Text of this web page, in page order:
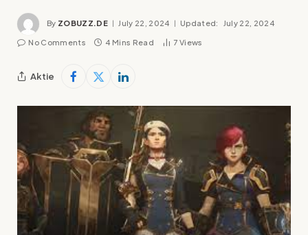
By ZOBUZZ.DE July 22, 2024 Updated: July 22, 2024
No Comments 4 Mins Read 7 Views
Aktie